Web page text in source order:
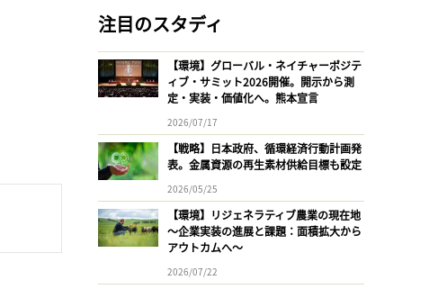
注目のスタディ
【環境】グローバル・ネイチャーポジテ
ィブ・サミット2026開催。開示から測
定・実装・価値化へ。熊本宣言
2026/07/17
【戦略】日本政府、循環経済行動計画発
表。金属資源の再生素材供給目標も設定
2026/05/25
【環境】リジェネラティブ農業の現在地
〜企業実装の進展と課題：面積拡大から
アウトカムへ〜
2026/07/22